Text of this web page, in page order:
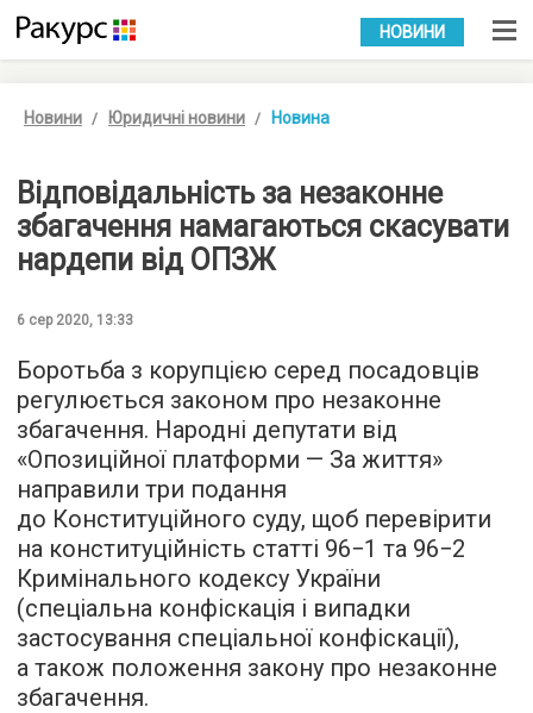
УКР РУС
НОВИНИ
Новини Юридичні новини Новина
Відповідальність за незаконне
збагачення намагаються скасувати
нардепи від ОПЗЖ
6 сер 2020, 13:33
Боротьба з корупцією серед посадовців
регулюється законом про незаконне
збагачення. Народні депутати від
«Опозиційної платформи — За життя»
направили три подання
до Конституційного суду, щоб перевірити
на конституційність статті 96−1 та 96−2
Кримінального кодексу України
(спеціальна конфіскація і випадки
застосування спеціальної конфіскації),
а також положення закону про незаконне
збагачення.